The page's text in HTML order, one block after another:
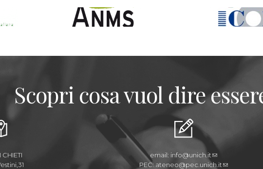
Scopri cosa vuol dire
CHIETI
email: info@unich.it
PEC: ateneo@pec.unich.it